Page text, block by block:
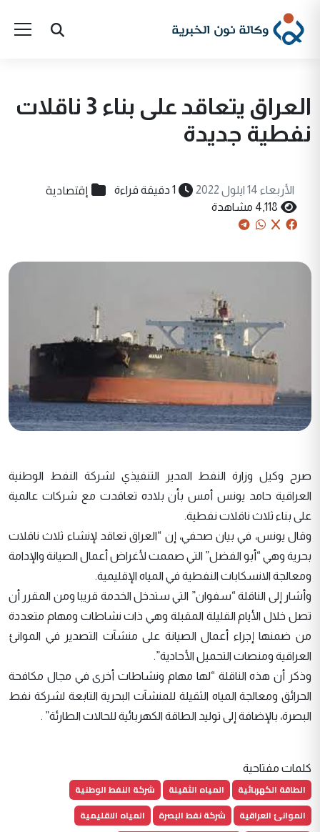
العراق يتعاقد على بناء 3 ناقلات
نفطية جديدة
الأربعاء 14 ايلول 2022 1 دقيقة قراءة إقتصادية
4,118 مشاهدة
صرح وكيل وزارة النفط المدير التنفيذي لشركة النفط الوطنية
العراقية حامد يونس أمس بأن بلاده تعاقدت مع شركات عالمية
على بناء ثلاث ناقلات نفطية.
وقال يونس، في بيان صحفي، إن “العراق تعاقد لإنشاء ثلاث ناقلات
بحرية وهي “أبو الفضل” التي صممت لأغراض أعمال الصيانة والإدامة
ومعالجة الانسكابات النفطية في المياه الإقليمية.
وأشار إلى الناقلة “سفوان” التي ستدخل الخدمة قريبا ومن المقرر أن
تصل خلال الأيام القليلة المقبلة وهي ذات نشاطات ومهام متعددة
من ضمنها إجراء أعمال الصيانة على منشآت التصدير في الموانئ
العراقية ومنصات التحميل الأحادية”.
وذكر أن هذه الناقلة “لها مهام ونشاطات أخرى في مجال مكافحة
الحرائق ومعالجة المياه الثقيلة للمنشآت البحرية التابعة لشركة نفط
البصرة، بالإضافة إلى توليد الطاقة الكهربائية للحالات الطارئة” .
كلمات مفتاحية
الطاقة الكهربائية المياه الثقيلة
شركة النفط الوطنية
الموانئ العراقية
شركة نفط البصرة
المياه الاقليمية